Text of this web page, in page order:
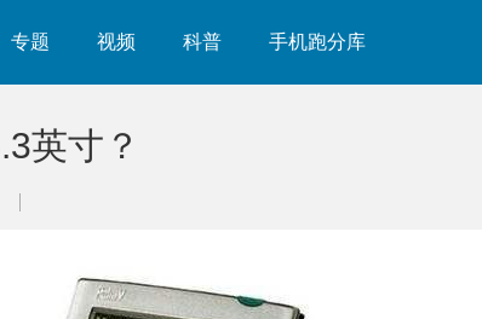
专题 视频 科普 手机跑分库
英寸？